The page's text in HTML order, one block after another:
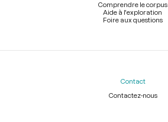
Comprendre le corpus
Aide à l'exploration
Foire aux questions
Contact
Contactez-nous